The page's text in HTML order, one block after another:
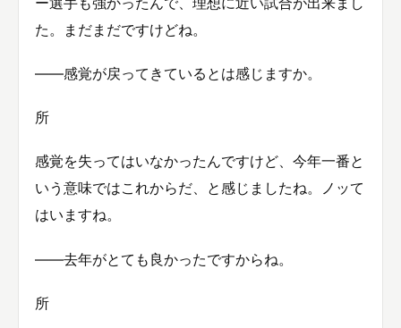
た。まだまだですけどね。
――感覚が戻ってきているとは感じますか。
所
感覚を失ってはいなかったんですけど、今年一番と
いう意味ではこれからだ、と感じましたね。ノッて
はいますね。
――去年がとても良かったですからね。
所